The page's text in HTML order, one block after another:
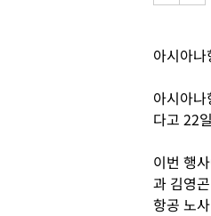
아시아
아시아
다고 22
이번 행
과 김영
항공 노